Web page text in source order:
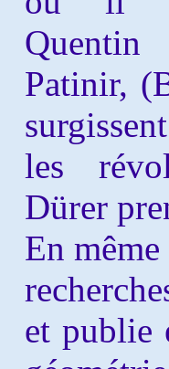
Patinir,
les
Dürer
En
et publie